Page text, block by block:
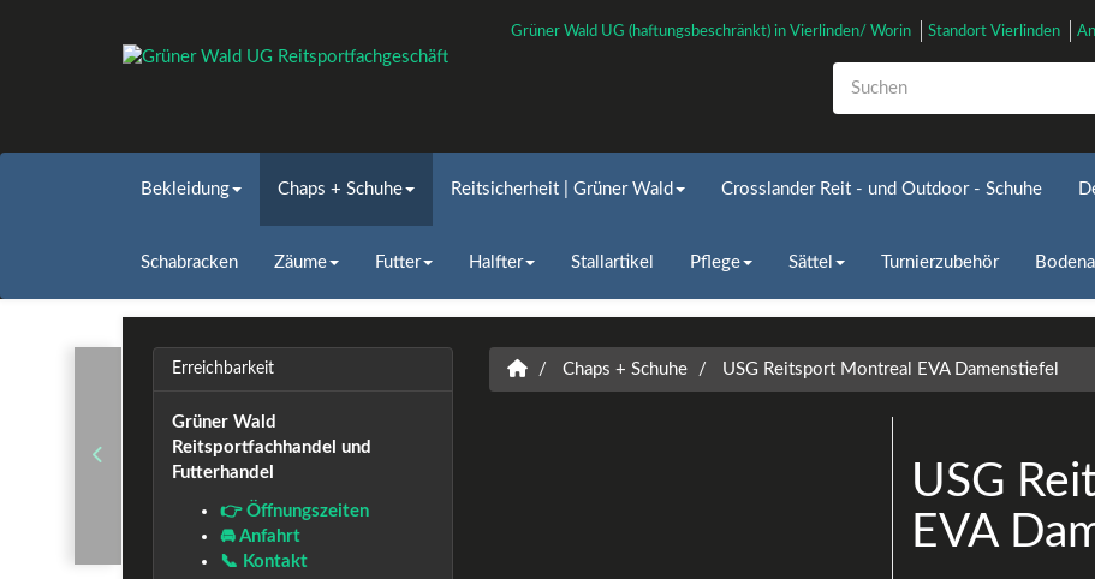
Grüner Wald UG (haftungsbeschränkt) in Vierlinden/ Worin Standort Vierlinden
Bekleidung Chaps + Schuhe Reitsicherheit | Grüner Wald Crosslander Reit - und Outdoor - Schuhe
Schabracken Zäume Futter Halfter Stallartikel Pflege Sättel Turnierzubehör
Chaps + Schuhe USG Reitsport Montreal EVA Damenstiefel
USG
EVA
Erreichbarkeit
Grüner Wald
Reitsportfachhandel und
Futterhandel
👉 Öffnungszeiten
🚘 Anfahrt
📞 Kontakt